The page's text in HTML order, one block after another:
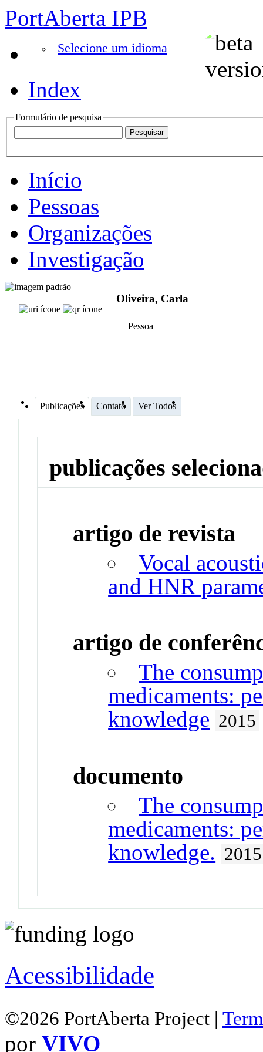
PortAberta IPB
Selecione um idioma
Index
Formulário de pesquisa
Início
Pessoas
Organizações
Investigação
Oliveira, Carla
Pessoa
Publicações Contato Ver Todos
publicações
artigo de revista
Vocal
and HNR
artigo de
The
medicaments:
knowledge 2015
documento
The
medicaments:
knowledge. 2015
Acessibilidade
©2026 PortAberta Project |
por VIVO